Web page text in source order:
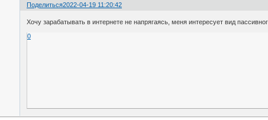
Поделиться2022-04-19 11:20:42
Хочу зарабатывать в интернете не напрягаясь, меня интересует вид
0